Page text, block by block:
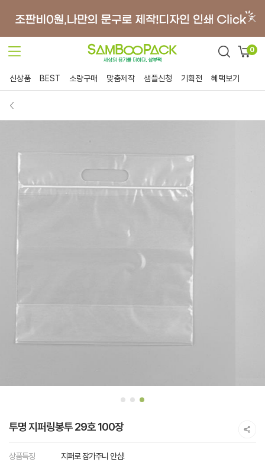
0
신상품 BEST 소량구매 맞춤제작 샘플신청 기획전 혜택보기
투명 지퍼링봉투 29호 100장
상품특징
지퍼로 잠가주니 안심!